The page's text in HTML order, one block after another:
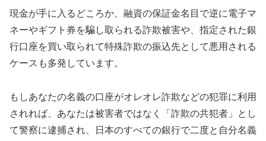
現金が手に入るどころか、融資の保証金名目で逆に電子マ
ネーやギフト券を騙し取られる詐欺被害や、指定された銀
行口座を買い取られて特殊詐欺の振込先として悪用される
ケースも多発しています。
もしあなたの名義の口座がオレオレ詐欺などの犯罪に利用
されれば、あなたは被害者ではなく「詐欺の共犯者」とし
て警察に逮捕され、日本のすべての銀行で二度と自分名義